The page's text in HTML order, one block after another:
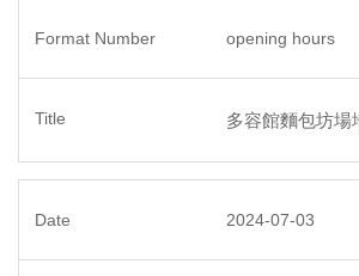
opening hours
多容館麵包坊場
2024-07-03